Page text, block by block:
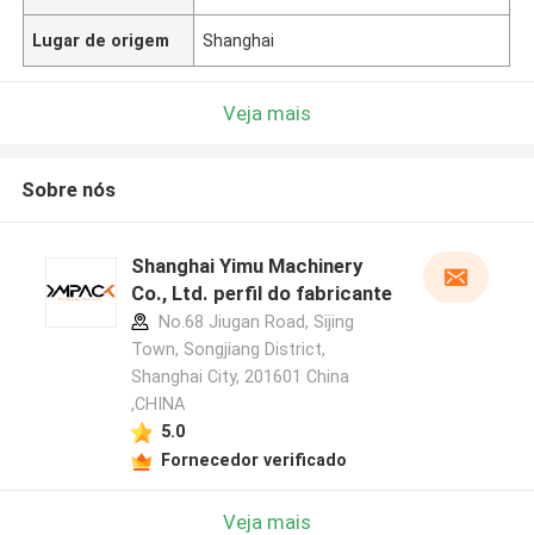
Lugar de origem Shanghai
Veja mais
Sobre nós
Shanghai Yimu Machinery
Co., Ltd. perfil do fabricante
No.68 Jiugan Road, Sijing
Town, Songjiang District,
Shanghai City, 201601 China
,CHINA
5.0
Fornecedor verificado
Veja mais